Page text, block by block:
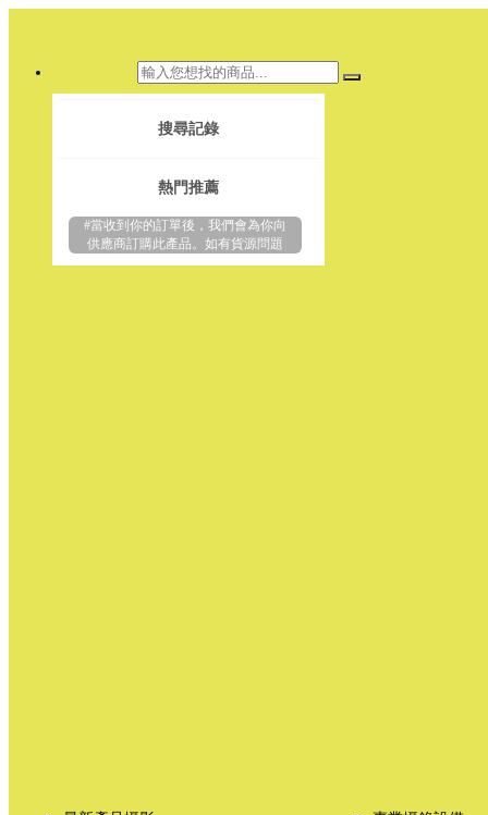
搜尋記錄
熱門推薦
#當收到你的訂單後，我們會為你向
供應商訂購此產品。如有貨源問題